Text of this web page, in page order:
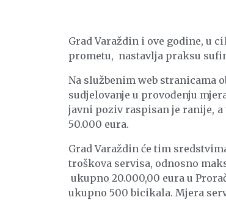
Grad Varaždin i ove godine, u
prometu, nastavlja praksu
Na službenim web stranicama
sudjelovanje u provođenju
javni poziv raspisan je ranije, a
50.000 eura.
Grad Varaždin će tim
troškova servisa, odnosno
ukupno 20.000,00 eura u
ukupno 500 bicikala. Mjera